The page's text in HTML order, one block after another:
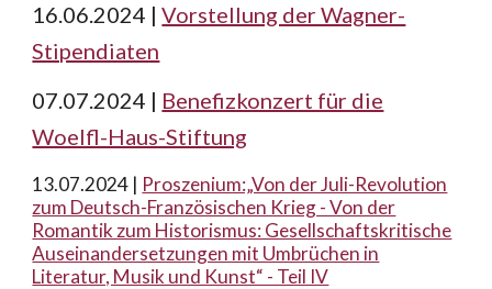
16.06.2024 |Vorstellung der Wagner-
Stipendiaten
07.07.2024 | Benefizkonzert für die
Woelfl-Haus-Stiftung
13.07.2024 | Proszenium:„Von der Juli-Revolution
zum Deutsch-Französischen Krieg - Von der
Romantik zum Historismus: Gesellschaftskritische
Auseinandersetzungen mit Umbrüchen in
Literatur, Musik und Kunst“ - Teil IV